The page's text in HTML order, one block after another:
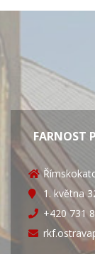
FARNOST
1. května
+420 731